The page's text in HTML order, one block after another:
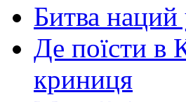
Битва
Де поїсти в
криниця